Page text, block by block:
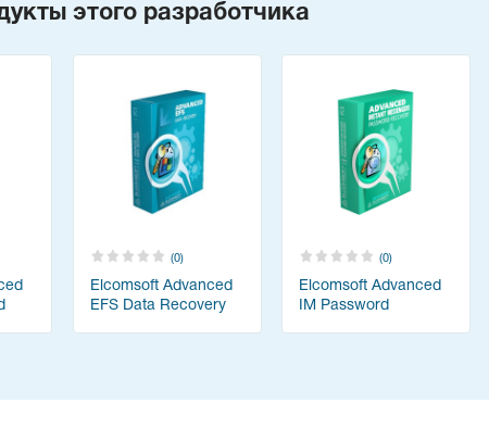
этого разработчика
(0)
Elcomsoft Advanced
EFS Data Recovery
(0)
Elcomsoft Advanced
IM Password